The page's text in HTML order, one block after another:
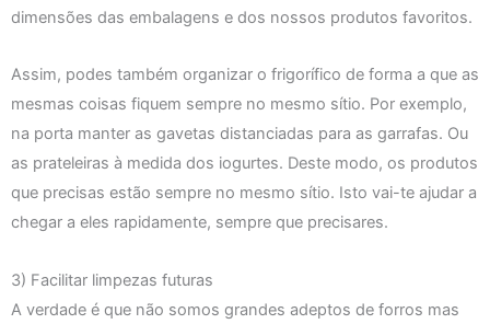
dimensões das embalagens e dos nossos produtos favoritos.
Assim, podes também organizar o frigorífico de forma a que as
mesmas coisas fiquem sempre no mesmo sítio. Por exemplo,
na porta manter as gavetas distanciadas para as garrafas. Ou
as prateleiras à medida dos iogurtes. Deste modo, os produtos
que precisas estão sempre no mesmo sítio. Isto vai-te ajudar a
chegar a eles rapidamente, sempre que precisares.
3) Facilitar limpezas futuras
A verdade é que não somos grandes adeptos de forros mas